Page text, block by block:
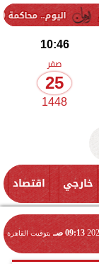
إرهابية» بالتجمع الخامس
10:46
صفر
25
1448
خارجي اقتصاد
09:13 صـ بتوقيت القاهرة